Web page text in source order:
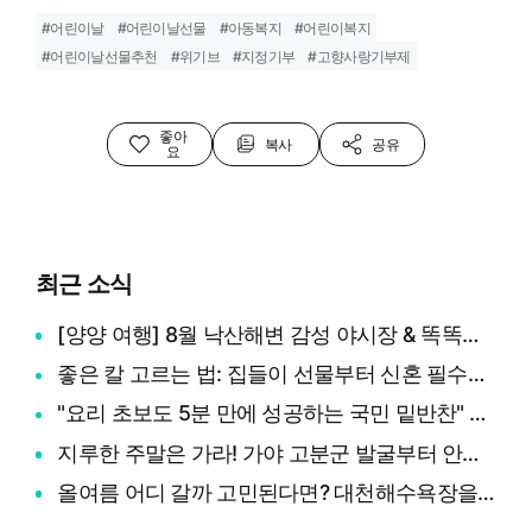
#어린이날 #어린이날선물 #아동복지
#어린이복지
#어린이날선물추천
#위기브 #지정기부 #고향사랑기부제
좋아
요
복사 공유
최근 소식
[양양 여행] 8월 낙산해변 감성 야시장 & 똑똑하게 여행 경비 아끼는 꿀팁
좋은 칼 고르는 법: 집들이 선물부터 신혼 필수템까지
"요리 초보도 5분 만에 성공하는 국민 밑반찬" 멸치 크기별 손질법부터 칼슘 200% 흡수하는 멸치볶음 레시피
지루한 주말은 가라! 가야 고분군 발굴부터 안동 야간 풍류까지 20-30대 취향 저격 세계유산 투어
올여름 어디 갈까 고민된다면? 대천해수욕장을 찾는 이유 5가지 (ft. 여행 경비 절약 꿀팁)